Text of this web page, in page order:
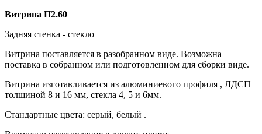
Витрина П2.60
Задняя стенка - стекло
Витрина поставляется в разобранном виде. Возможна
поставка в собранном или подготовленном для сборки виде.
Витрина изготавливается из алюминиевого профиля , ЛДСП
толщиной 8 и 16 мм, стекла 4, 5 и 6мм.
Стандартные цвета: серый, белый .